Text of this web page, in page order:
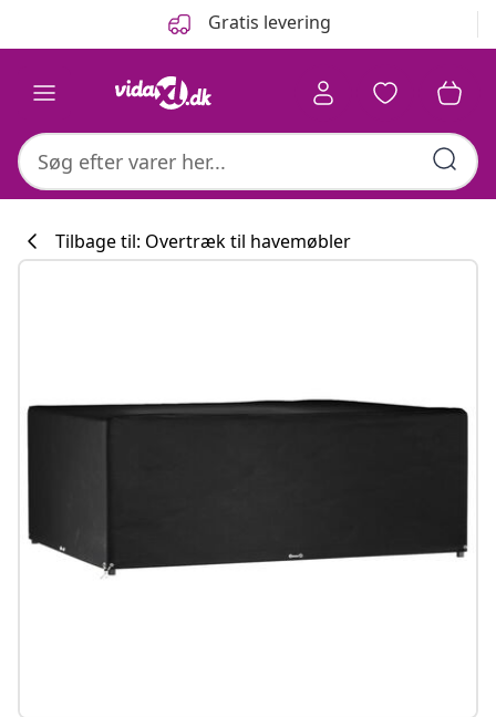
Gratis levering
#sharemevidaxl
Tilbage til: Overtræk til havemøbler